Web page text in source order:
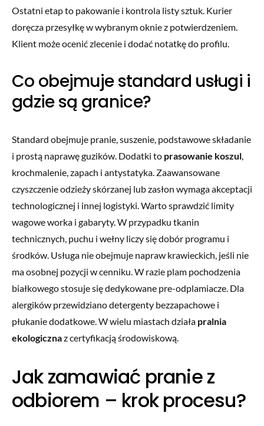
Ostatni etap to pakowanie i kontrola listy sztuk. Kurier
doręcza przesyłkę w wybranym oknie z potwierdzeniem.
Klient może ocenić zlecenie i dodać notatkę do profilu.
Co obejmuje standard usługi i
gdzie są granice?
Standard obejmuje pranie, suszenie, podstawowe składanie
i prostą naprawę guzików. Dodatki to prasowanie koszul,
krochmalenie, zapach i antystatyka. Zaawansowane
czyszczenie odzieży skórzanej lub zasłon wymaga akceptacji
technologicznej i innej logistyki. Warto sprawdzić limity
wagowe worka i gabaryty. W przypadku tkanin
technicznych, puchu i wełny liczy się dobór programu i
środków. Usługa nie obejmuje napraw krawieckich, jeśli nie
ma osobnej pozycji w cenniku. W razie plam pochodzenia
białkowego stosuje się dedykowane pre-odplamiacze. Dla
alergików przewidziano detergenty bezzapachowe i
płukanie dodatkowe. W wielu miastach działa pralnia
ekologicznaz certyfikacją środowiskową.
Jak zamawiać pranie z
odbiorem – krok procesu?